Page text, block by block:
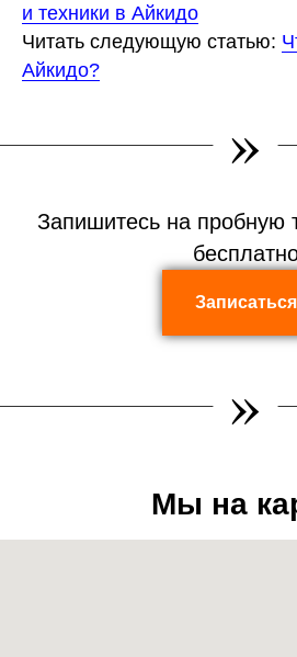
и техники в Айкидо
Читать следующую статью:
Айкидо?
»
Запишитесь на пробную
Записаться
»
Мы на